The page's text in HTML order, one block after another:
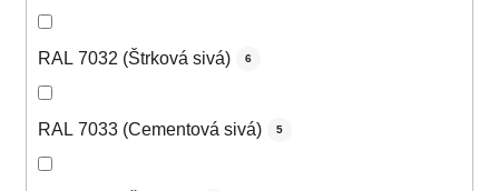
RAL 7032 (Štrková sivá) 6
RAL 7033 (Cementová sivá) 5